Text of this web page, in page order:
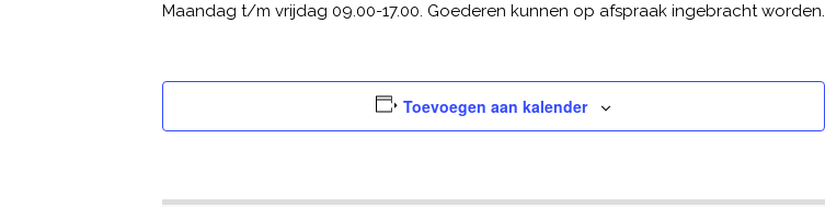
Maandag t/m vrijdag 09.00-17.00. Goederen kunnen op afspraak ingebracht worden.
Toevoegen aan kalender